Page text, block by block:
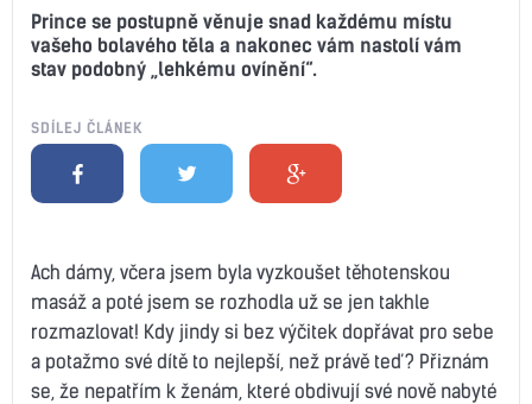
Prince se postupně věnuje snad každému místu
vašeho bolavého těla a nakonec vám nastolí vám
stav podobný „lehkému ovínění“.
SDÍLEJ ČLÁNEK
Ach dámy, včera jsem byla vyzkoušet těhotenskou
masáž a poté jsem se rozhodla už se jen takhle
rozmazlovat! Kdy jindy si bez výčitek dopřávat pro sebe
a potažmo své dítě to nejlepší, než právě teď? Přiznám
se, že nepatřím k ženám, které obdivují své nově nabyté